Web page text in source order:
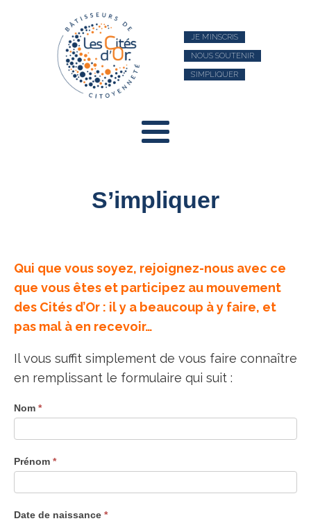
JE M’INSCRIS
NOUS SOUTENIR
S’IMPLIQUER
S’impliquer
Qui que vous soyez, rejoignez-nous avec ce
que vous êtes et participez au mouvement
des Cités d’Or : il y a beaucoup à y faire, et
pas mal à en recevoir…
Il vous suffit simplement de vous faire connaître
en remplissant le formulaire qui suit :
Nom *
Prénom *
Date de naissance *